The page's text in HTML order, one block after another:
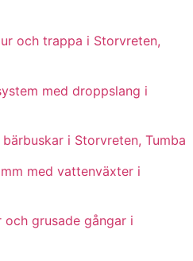
och trappa i Storvreten,
med droppslang i
i Storvreten, Tumba
med vattenväxter i
grusade gångar i